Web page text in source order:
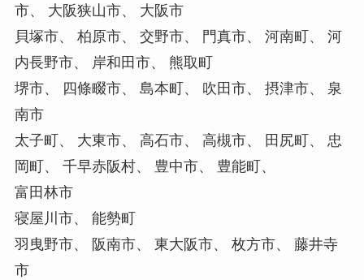
市、 大阪狭山市、 大阪市
貝塚市、 柏原市、 交野市、 門真市、 河南町、 河
内長野市、 岸和田市、 熊取町
堺市、 四條畷市、 島本町、 吹田市、 摂津市、 泉
南市
太子町、 大東市、 高石市、 高槻市、 田尻町、 忠
岡町、 千早赤阪村、 豊中市、 豊能町、
富田林市
寝屋川市、 能勢町
羽曳野市、 阪南市、 東大阪市、 枚方市、 藤井寺
市